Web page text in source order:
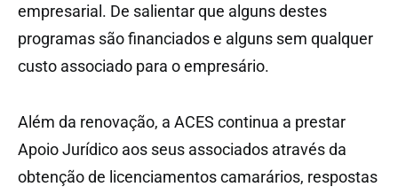
empresarial. De salientar que alguns destes
programas são financiados e alguns sem qualquer
custo associado para o empresário.
Além da renovação, a ACES continua a prestar
Apoio Jurídico aos seus associados através da
obtenção de licenciamentos camarários, respostas